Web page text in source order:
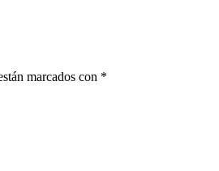
marcados con *